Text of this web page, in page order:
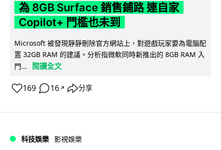
為 8GB Surface 銷售鋪路 連自家
Copilot+ 門檻也未到
Microsoft 被發現靜靜刪除官方網站上，對遊戲玩家要為電腦配
置 32GB RAM 的建議。分析指微軟同時新推出的 8GB RAM 入
門...
閱讀全文
169 16 ↗ 分享
科技娛樂 影視娛樂